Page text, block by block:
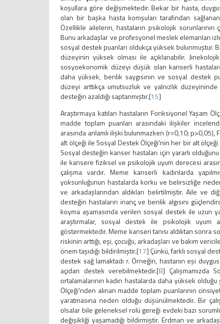
koşullara göre değişmektedir. Bekar bir hasta,
olan bir başka hasta komşuları tarafından
Özellikle ailelerin, hastaların psikolojik sorunlarının
Bunu arkadaşlar ve profesyonel meslek elemanları
sosyal destek puanları oldukça yüksek bulunmuştur.
düzeyinin yüksek olması ile açıklanabilir.
sosyoekonomik düzeyi düşük olan kanserli
daha yüksek, benlik saygısının ve sosyal destek
düzeyi arttıkça umutsuzluk ve yalnızlık
desteğin azaldığı saptanmıştır.[15]
Araştırmaya katılan hastaların Fonksiyonel Yaşam
madde toplam puanları arasındaki ilişkiler
arasında anlamlı ilişki bulunmazken (r=0,10;
alt ölçeği ile Sosyal Destek Ölçeği'nin her bir alt
Sosyal desteğin kanser hastaları için yararlı
ile kansere fiziksel ve psikolojik uyum derecesi
çalışma vardır. Meme kanserli kadınlarda
yoksunluğunun hastalarda korku ve belirsizliğe
ve arkadaşlarından aldıkları belirtilmiştir. Aile ve
desteğin hastaların inanç ve benlik algısını
koyma aşamasında verilen sosyal destek ile uzun
araştırmalar, sosyal destek ile psikolojik uyum
göstermektedir. Meme kanseri tanısı aldıktan sonra
riskinin arttığı, eşi, çocuğu, arkadaşları ve bakım
önem taşıdığı bildirilmiştir.[17] Çünkü, farklı sosyal
destek sağ lamaktadı r. Örneğin, hastanın eşi
açıdan destek verebilmektedir.[8] Çalışmamızda
ortalamalarının kadın hastalarda daha yüksek
Ölçeği'nden alınan madde toplam puanlarının
yaratmasına neden olduğu düşünülmektedir. Bir
olsalar bile geleneksel rolü gereği evdeki bazı
değişikliği yaşamadığı bildirmiştir. Erdman ve